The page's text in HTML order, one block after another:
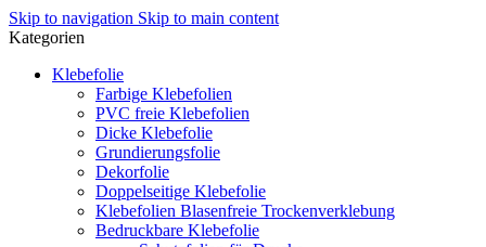
Skip to navigation Skip to main content
Kategorien
Klebefolie
Farbige Klebefolien
PVC freie Klebefolien
Dicke Klebefolie
Grundierungsfolie
Dekorfolie
Doppelseitige Klebefolie
Klebefolien Blasenfreie Trockenverklebung
Bedruckbare Klebefolie